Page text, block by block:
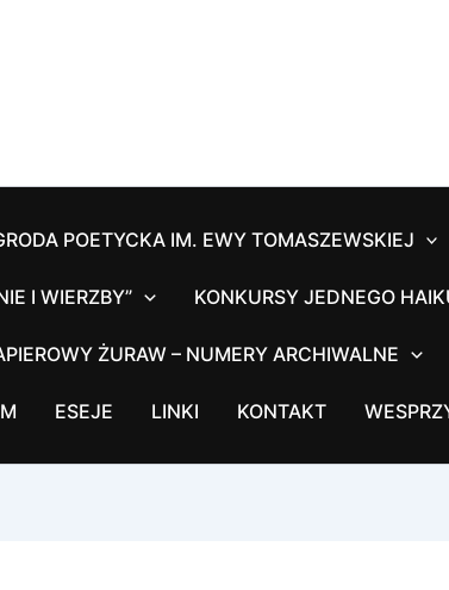
POETYCKA IM. EWY TOMASZEWSKIEJ
I WIERZBY” KONKURSY JEDNEGO
ŻURAW – NUMERY ARCHIWALNE
ESEJE LINKI KONTAKT